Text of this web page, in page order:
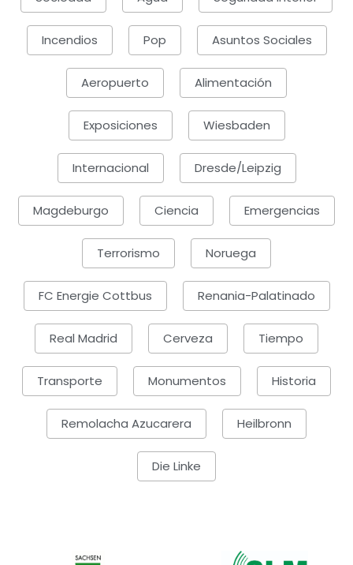
Incendios Pop Asuntos Sociales
Aeropuerto Alimentación
Exposiciones Wiesbaden
Internacional Dresde/Leipzig
Magdeburgo Ciencia Emergencias
Terrorismo Noruega
FC Energie Cottbus Renania-Palatinado
Real Madrid Cerveza Tiempo
Transporte Monumentos Historia
Remolacha Azucarera Heilbronn
Die Linke